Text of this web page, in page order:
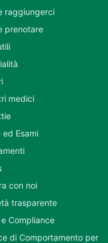
raggiungerci
prenotare
medici
ed Esami
con noi
trasparente
Compliance
di Comportamento per